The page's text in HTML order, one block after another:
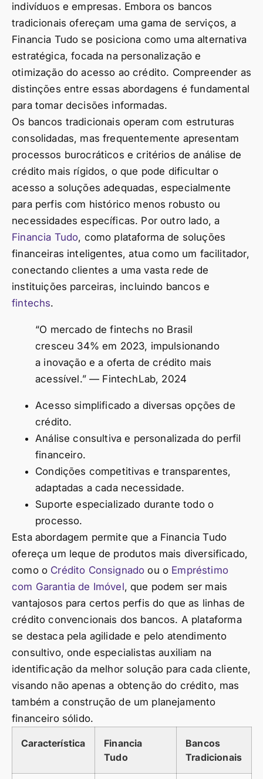
indivíduos e empresas. Embora os bancos
tradicionais ofereçam uma gama de serviços, a
Financia Tudo se posiciona como uma alternativa
estratégica, focada na personalização e
otimização do acesso ao crédito. Compreender as
distinções entre essas abordagens é fundamental
para tomar decisões informadas.
Os bancos tradicionais operam com estruturas
consolidadas, mas frequentemente apresentam
processos burocráticos e critérios de análise de
crédito mais rígidos, o que pode dificultar o
acesso a soluções adequadas, especialmente
para perfis com histórico menos robusto ou
necessidades específicas. Por outro lado, a
Financia Tudo, como plataforma de soluções
financeiras inteligentes, atua como um facilitador,
conectando clientes a uma vasta rede de
instituições parceiras, incluindo bancos e
fintechs.
“O mercado de fintechs no Brasil
cresceu 34% em 2023, impulsionando
a inovação e a oferta de crédito mais
acessível.” — FintechLab, 2024
Acesso simplificado a diversas opções de
crédito.
Análise consultiva e personalizada do perfil
financeiro.
Condições competitivas e transparentes,
adaptadas a cada necessidade.
Suporte especializado durante todo o
processo.
Esta abordagem permite que a Financia Tudo
ofereça um leque de produtos mais diversificado,
como o Crédito Consignado ou o Empréstimo
com Garantia de Imóvel, que podem ser mais
vantajosos para certos perfis do que as linhas de
crédito convencionais dos bancos. A plataforma
se destaca pela agilidade e pelo atendimento
consultivo, onde especialistas auxiliam na
identificação da melhor solução para cada cliente,
visando não apenas a obtenção do crédito, mas
também a construção de um planejamento
financeiro sólido.
Característica
Financia
Tudo
Bancos
Tradicionais